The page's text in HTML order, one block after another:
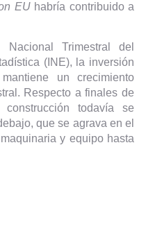
EUhabría contribuido a
Trimestral del
(INE), la inversión
un crecimiento
Respecto a finales de
todavía se
que se agrava en el
y equipo hasta